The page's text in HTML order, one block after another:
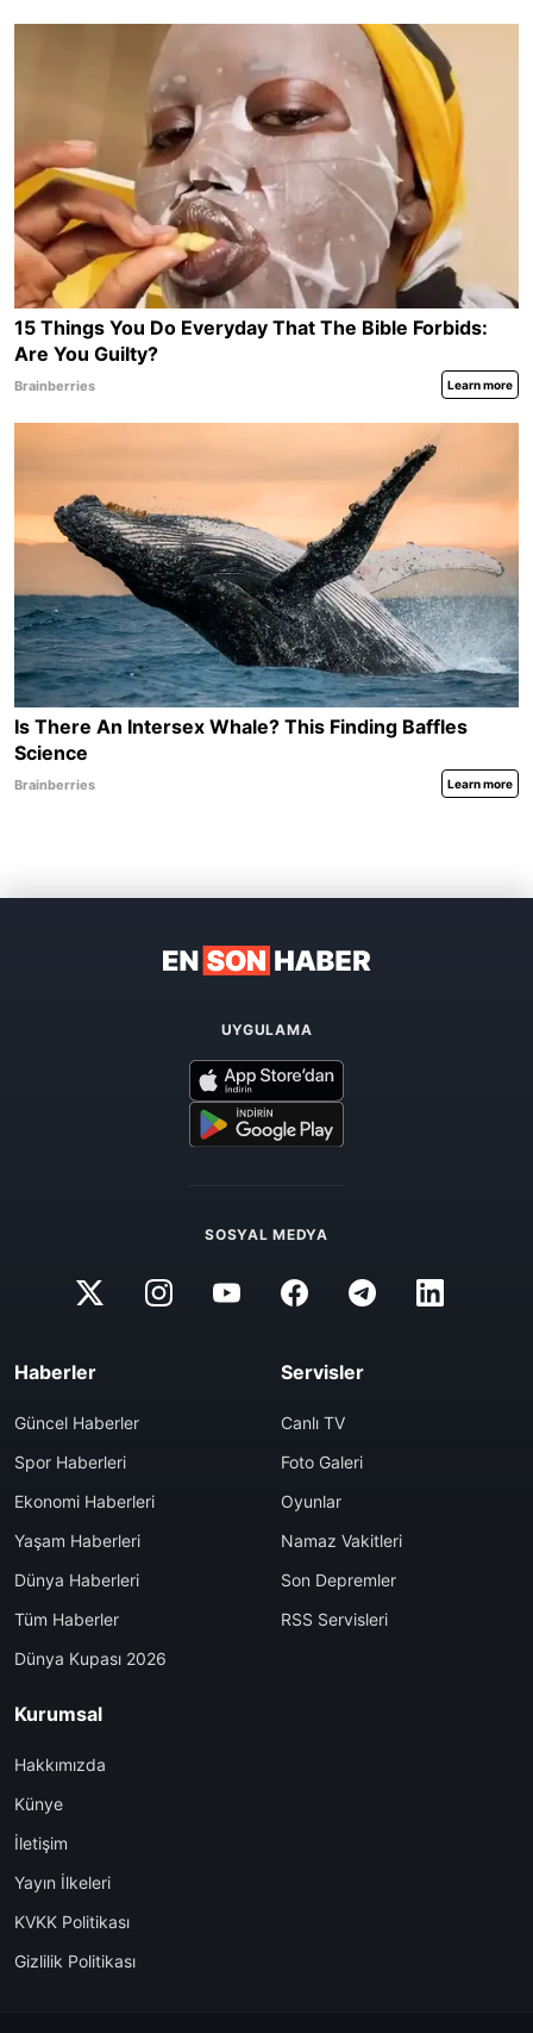
UYGULAMA
SOSYAL MEDYA
Haberler
Güncel Haberler
Spor Haberleri
Ekonomi Haberleri
Yaşam Haberleri
Dünya Haberleri
Tüm Haberler
Dünya Kupası 2026
Servisler
Canlı TV
Foto Galeri
Oyunlar
Namaz Vakitleri
Son Depremler
RSS Servisleri
Kurumsal
Hakkımızda
Künye
İletişim
Yayın İlkeleri
KVKK Politikası
Gizlilik Politikası